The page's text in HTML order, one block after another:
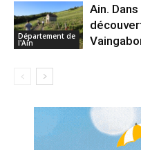
Département de
l'Ain
Ain.